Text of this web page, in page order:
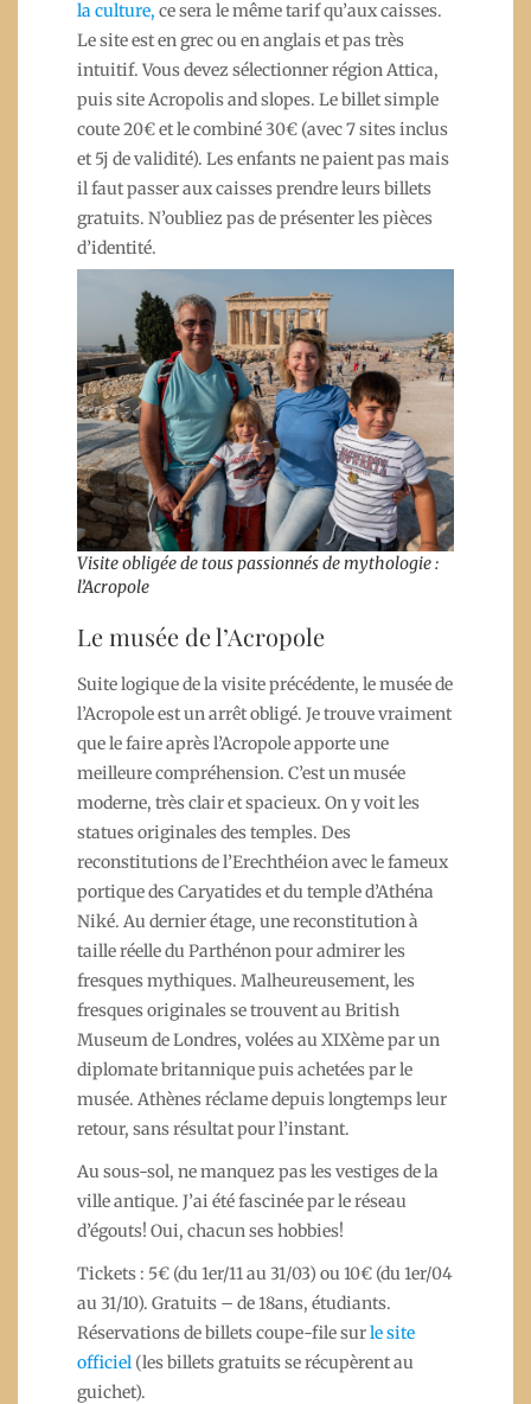
la culture, ce sera le même tarif qu’aux caisses.
Le site est en grec ou en anglais et pas très
intuitif. Vous devez sélectionner région Attica,
puis site Acropolis and slopes. Le billet simple
coute 20€ et le combiné 30€ (avec 7 sites inclus
et 5j de validité). Les enfants ne paient pas mais
il faut passer aux caisses prendre leurs billets
gratuits. N’oubliez pas de présenter les pièces
d’identité.
Visite obligée de tous passionnés de mythologie :
l’Acropole
Le musée de l’Acropole
Suite logique de la visite précédente, le musée de
l’Acropole est un arrêt obligé. Je trouve vraiment
que le faire après l’Acropole apporte une
meilleure compréhension. C’est un musée
moderne, très clair et spacieux. On y voit les
statues originales des temples. Des
reconstitutions de l’Erechthéion avec le fameux
portique des Caryatides et du temple d’Athéna
Niké. Au dernier étage, une reconstitution à
taille réelle du Parthénon pour admirer les
fresques mythiques. Malheureusement, les
fresques originales se trouvent au British
Museum de Londres, volées au XIXème par un
diplomate britannique puis achetées par le
musée. Athènes réclame depuis longtemps leur
retour, sans résultat pour l’instant.
Au sous-sol, ne manquez pas les vestiges de la
ville antique. J’ai été fascinée par le réseau
d’égouts! Oui, chacun ses hobbies!
Tickets : 5€ (du 1er/11 au 31/03) ou 10€ (du 1er/04
au 31/10). Gratuits – de 18ans, étudiants.
Réservations de billets coupe-file surle site
officiel (les billets gratuits se récupèrent au
guichet).